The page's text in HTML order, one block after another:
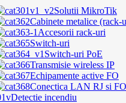
Solutii MikroTik
Cabinete metalice (rack-
Accesorii rack-uri
Switch-uri
Switch-uri PoE
Transmisie wireless IP
Echipamente active FO
Conectica LAN RJ si FO
Detectie incendiu